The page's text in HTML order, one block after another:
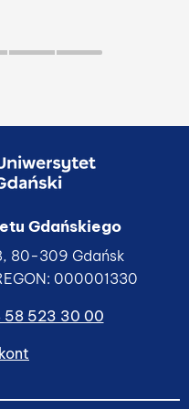
Gdańskiego
80-309 Gdańsk
000001330
58 523 30 00